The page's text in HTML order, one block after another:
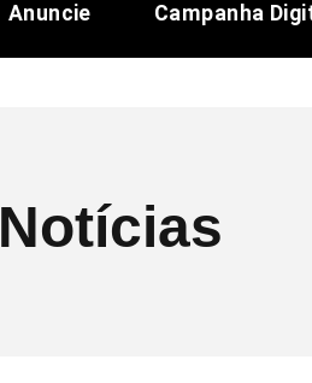
Anuncie Campanha
Notícias